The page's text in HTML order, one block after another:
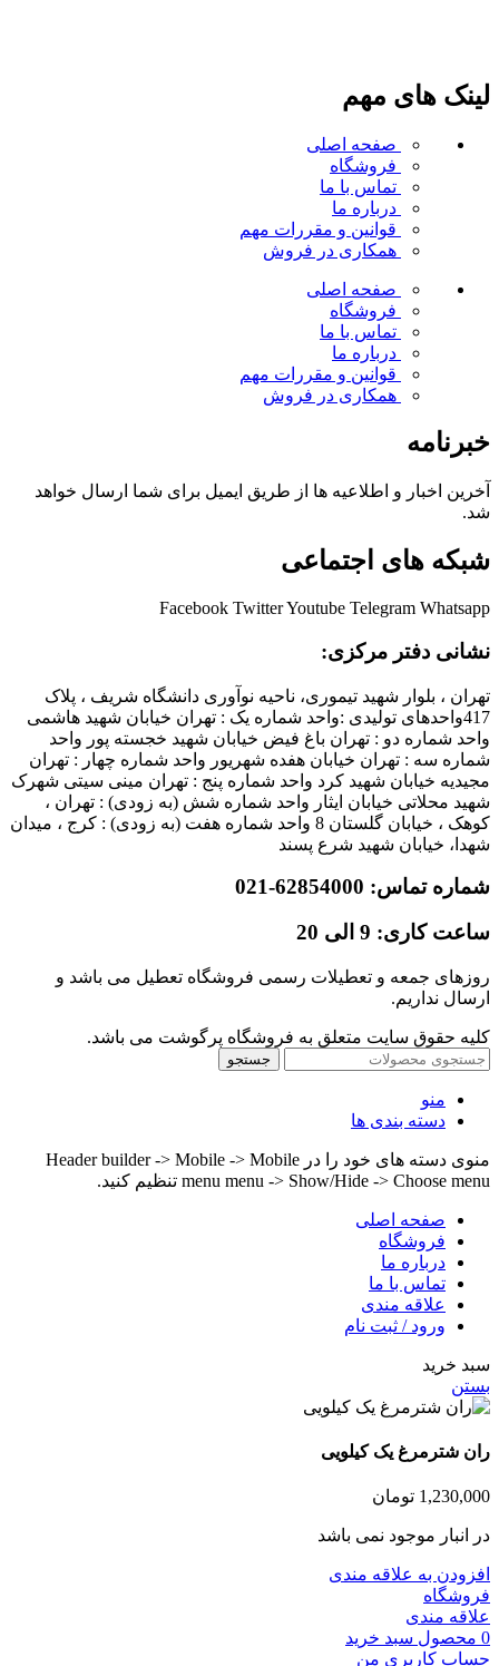
لینک های مهم
صفحه اصلی
فروشگاه
تماس با ما
درباره ما
قوانین و مقررات مهم
همکاری در فروش
صفحه اصلی
فروشگاه
تماس با ما
درباره ما
قوانین و مقررات مهم
همکاری در فروش
خبرنامه
آخرین اخبار و اطلاعیه ها از طریق ایمیل برای شما ارسال خواهد
شد.
شبکه های اجتماعی
Facebook TwitterYoutube Telegram Whatsapp
نشانی دفتر مرکزی:
تهران ، بلوار شهید تیموری، ناحیه نوآوری دانشگاه شریف ، پلاک
417واحدهای تولیدی :واحد شماره یک : تهران خیابان شهید هاشمی
واحد شماره دو : تهران باغ فیض خیابان شهید خجسته پور واحد
شماره سه : تهران خیابان هفده شهریور واحد شماره چهار : تهران
مجیدیه خیابان شهید کرد واحد شماره پنج : تهران مینی سیتی شهرک
شهید محلاتی خیابان ایثار واحد شماره شش (به زودی) : تهران ،
کوهک ، خیابان گلستان 8 واحد شماره هفت (به زودی) : کرج ، میدان
شهدا، خیابان شهید شرع پسند
شماره تماس: 62854000-021
ساعت کاری: 9 الی 20
روزهای جمعه و تعطیلات رسمی فروشگاه تعطیل می باشد و
ارسال نداریم.
کلیه حقوق سایت متعلق به فروشگاه پرگوشت می باشد.
جستجو
منو
دسته بندی ها
منوی دسته های خود را در Header builder -> Mobile -> Mobile
menu menu -> Show/Hide -> Choose menu تنظیم کنید.
صفحه اصلی
فروشگاه
درباره ما
تماس با ما
علاقه مندی
ورود / ثبت نام
سبد خرید
بستن
ران شترمرغ یک کیلویی
1,230,000 تومان
در انبار موجود نمی باشد
افزودن به علاقه مندی
فروشگاه
علاقه مندی
0 محصول سبد خرید
حساب کاربری من